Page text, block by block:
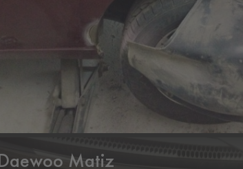
Daewoo Matiz